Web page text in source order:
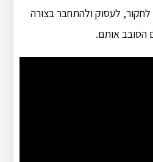
לעסוק ולהתחבר בצורה
הסובב אותם.